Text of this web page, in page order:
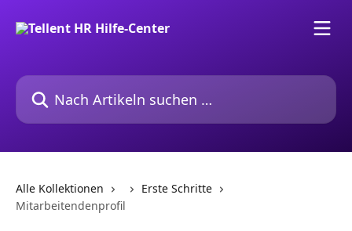
Nach Artikeln suchen …
Alle Kollektionen
Erste Schritte
Mitarbeitendenprofil